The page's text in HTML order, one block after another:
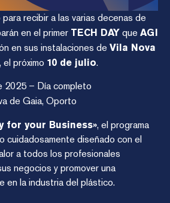
recibir a las varias decenas de
en el primer TECH DAY que AGI
en sus instalaciones de Vila Nova
, el próximo 10 de julio.
2025 – Día completo
de Gaia, Oporto
for your Business», el programa
cuidadosamente diseñado con el
a todos los profesionales
negocios y promover una
en la industria del plástico.